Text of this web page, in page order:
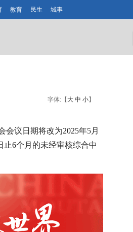
教育 民生 城事
字体:【 大 中 小】
会议日期将改为2025年5月
止6个月的未经审核综合中